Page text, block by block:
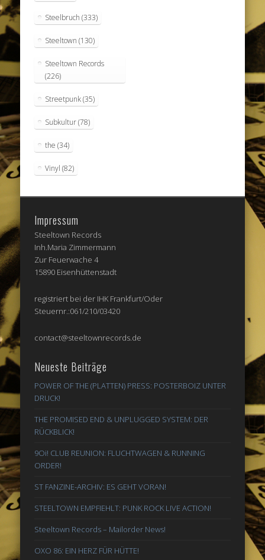
Steelbruch (333)
Steeltown (130)
Steeltown Records
(226)
Streetpunk(35)
Subkultur(78)
the (34)
Vinyl (82)
Impressum
Steeltown Records
Inh.Maria Zimmermann
Zur Feuerwache 4
15890 Eisenhüttenstadt
registriert bei der IHK Frankfurt/Oder
Steuernr.:061/210/03420
contact@steeltownrecords.de
Neueste Beiträge
POWER OF THE (PLATTEN) PRESS: POSTERBOIZ UNTER
DRUCK!
THE PROMISED END & UNPLUGGED SYSTEM: DER
RÜCKBLICK!
9Oi! CLUB REUNION: FLUCHTWAGEN & RUNNING
ORDER!
ST FANZINE-ARCHIV: ES GEHT VORAN!
STEELTOWN EMPFIEHLT: PUNK ROCK LIVE ACTION!
Steeltown Records – Mailorder News!
OXO 86: EIN HERZ FÜR HÜTTE!